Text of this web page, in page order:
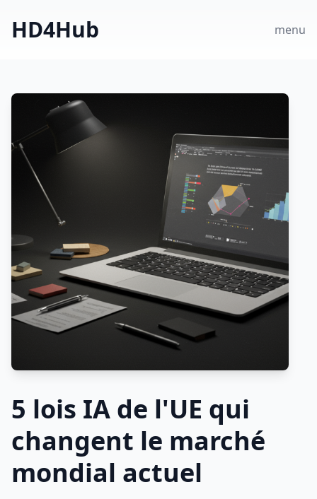
HD4Hub menu
5 lois IA de l'UE qui
changent le marché
mondial actuel